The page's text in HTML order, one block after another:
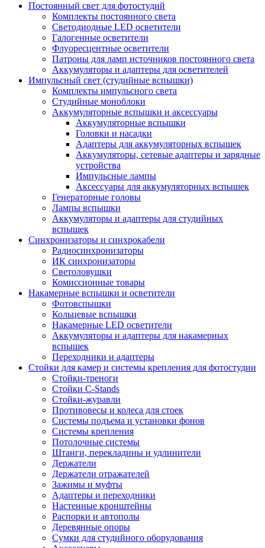
Постоянный свет для фотостудий
Комплекты постоянного света
Светодиодные LED осветители
Галогенные осветители
Флуоресцентные осветители
Патроны для ламп источников постоянного света
Аккумуляторы и адаптеры для осветителей
Импульсный свет (студийные вспышки)
Комплекты импульсного света
Студийные моноблоки
Аккумуляторные вспышки и аксессуары
Аккумуляторные вспышки
Головки и насадки
Адаптеры для аккумуляторных вспышек
Аккумуляторы, сетевые адаптеры и зарядные
устройства
Импульсные лампы
Аксессуары для аккумуляторных вспышек
Генераторные головы
Лампы вспышки
Аккумуляторы и адаптеры для студийных
вспышек
Синхронизаторы и синхрокабели
Радиосинхронизаторы
ИК синхронизаторы
Светоловушки
Комиссионные товары
Накамерные вспышки и осветители
Фотовспышки
Кольцевые вспышки
Накамерные LED осветители
Аккумуляторы и адаптеры для накамерных
вспышек
Переходники и адаптеры
Стойки для камер и системы крепления для фотостудии
Стойки-треноги
Стойки C-Stands
Стойки-журавли
Противовесы и колеса для стоек
Системы подъема и установки фонов
Системы крепления
Потолочные системы
Штанги, перекладины и удлинители
Держатели
Держатели отражателей
Зажимы и муфты
Адаптеры и переходники
Настенные кронштейны
Распорки и автополы
Деревянные опоры
Сумки для студийного оборудования